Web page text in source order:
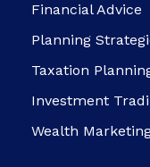
Financial Advice
Planning
Taxation
Investment
Wealth